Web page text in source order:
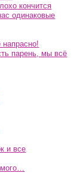
кончится
одинаковые
парень, мы всё
и все